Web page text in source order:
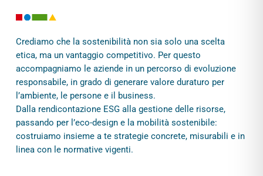
Crediamo che la sostenibilità non sia solo una scelta
etica, ma un vantaggio competitivo. Per questo
accompagniamo le aziende in un percorso di evoluzione
responsabile, in grado di generare valore duraturo per
l’ambiente, le persone e il business.
Dalla rendicontazione ESG alla gestione delle risorse,
passando per l’eco-design e la mobilità sostenibile:
costruiamo insieme a te strategie concrete, misurabili e in
linea con le normative vigenti.